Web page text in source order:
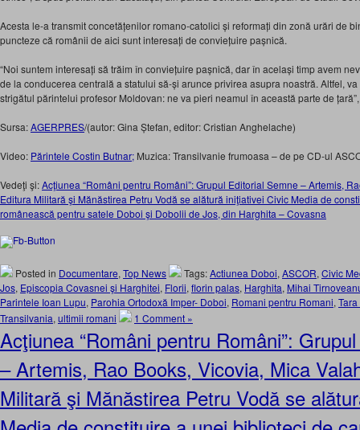
Acesta le-a transmit concetățenilor romano-catolici și reformați din zonă urări de
puncteze că românii de aici sunt interesați de conviețuire pașnică.
“Noi suntem interesați să trăim în conviețuire pașnică, dar în același timp avem
de la conducerea centrală a statului să-și arunce privirea asupra noastră. Altfel,
strigătul părintelui profesor Moldovan: ne va pieri neamul în această parte de
Sursa:AGERPRES/(autor: Gina Ștefan, editor: Cristian Anghelache)
Video: Părintele Costin Butnar; Muzica: Transilvanie frumoasa – de pe CD-ul
Vedeţi şi:Acţiunea “Români pentru Români”: Grupul Editorial Semne – Artemis,
Editura Militară şi Mănăstirea Petru Vodă se alătură iniţiativei Civic Media de
românească pentru satele Doboi şi Dobolii de Jos, din Harghita – Covasna
Posted in Documentare, Top News Tags:Actiunea Doboi, ASCOR, Civic
Jos, Episcopia Covasnei şi Harghitei, Florii, florin palas, Harghita, Mihai
Parintele Ioan Lupu, Parohia Ortodoxă Imper- Doboi, Romani pentru Romani,
Transilvania, ultimii romani 1 Comment »
Acţiunea “Români pentru Români”:
– Artemis, Rao Books, Vicovia, Mica
Militară şi Mănăstirea Petru Vodă se